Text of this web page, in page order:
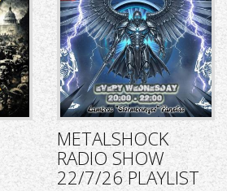
METALSHOCK
RADIO SHOW
22/7/26 PLAYLIST